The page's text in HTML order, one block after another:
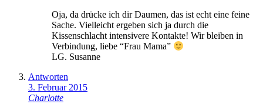
Oja, da drücke ich dir Daumen, das ist echt eine feine
Sache. Vielleicht ergeben sich ja durch die
Kissenschlacht intensivere Kontakte! Wir bleiben in
Verbindung, liebe “Frau Mama”
LG. Susanne
Antworten
3. Februar 2015
Charlotte